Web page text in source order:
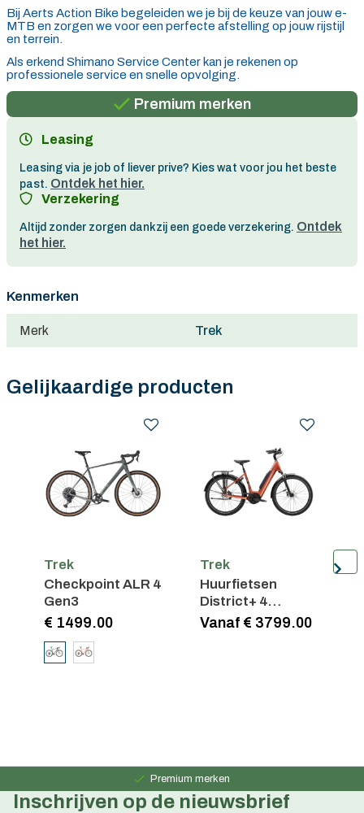
Bij Aerts Action Bike begeleiden we je bij de keuze van jouw e-
MTB en zorgen we voor een perfecte afstelling op jouw rijstijl
en terrein.
Als erkend Shimano Service Center kan je rekenen op
professionele service en snelle opvolging.
Gratis verzending in België vanaf €100
Premium merken
Leasing
Leasing via je job of liever prive? Kies wat voor jou het beste
past. Ontdek het hier.
Verzekering
Altijd zonder zorgen dankzij een goede verzekering. Ontdek
het hier.
Kenmerken
Merk Trek
Gelijkaardige producten
Trek
Checkpoint ALR 4
Gen3
€ 1499.00
Trek
Huurfietsen
District+ 4
Lowstep
Vanaf € 3799.00
Premium merken
Persoonlijk advies
Inschrijven op de nieuwsbrief